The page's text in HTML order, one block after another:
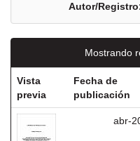
Autor/
Mostrando
Vista
previa
Fecha de
publicación
abr-